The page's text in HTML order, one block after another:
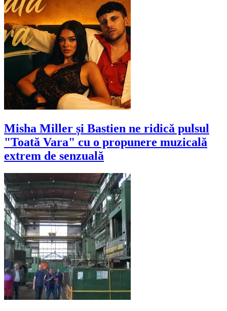
Misha Miller și Bastien ne ridică pulsul
"Toată Vara" cu o propunere muzicală
extrem de senzuală